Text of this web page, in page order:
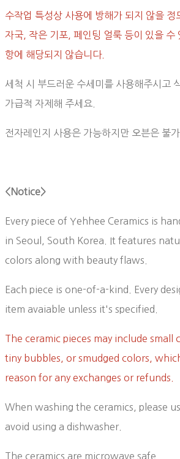
수작업 특성상 사용에 방해가 되지 않을 정
자국, 작은 기포, 페인팅 얼룩 등이 있을 수
항에 해당되지 않습니다.
세척 시 부드러운 수세미를 사용해주시고
가급적 자제해 주세요.
전자레인지 사용은 가능하지만 오븐은 불
<Notice>
Every piece of Yehhee Ceramics is
in Seoul, South Korea. It features
colors along with beauty flaws.
Each piece is one-of-a-kind. Every
item avaiable unless it's specified.
The ceramic pieces may include small
tiny bubbles, or smudged colors,
reason for any exchanges or refunds.
When washing the ceramics, please
avoid using a dishwasher.
The ceramics are microwave safe.